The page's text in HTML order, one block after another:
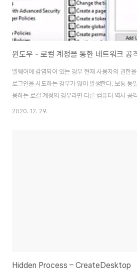
윈도우 - 로컬 계정을 통한 네트워크 공
멜웨어에 감염되어 있는 경우 현재 사용자의 권한
로그인을 시도하는 경우가 많이 발생한다. 보통 동
용하는 로컬 계정의 경우라면 다른 컴퓨터 역시 공
공격을 쉽게 방어할 수 있는 방안이 있는데,
2020. 12. 29.
Hidden Process – CreateDesktop